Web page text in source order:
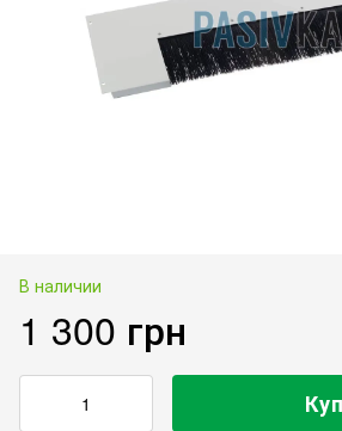
В наличии
1 300 грн